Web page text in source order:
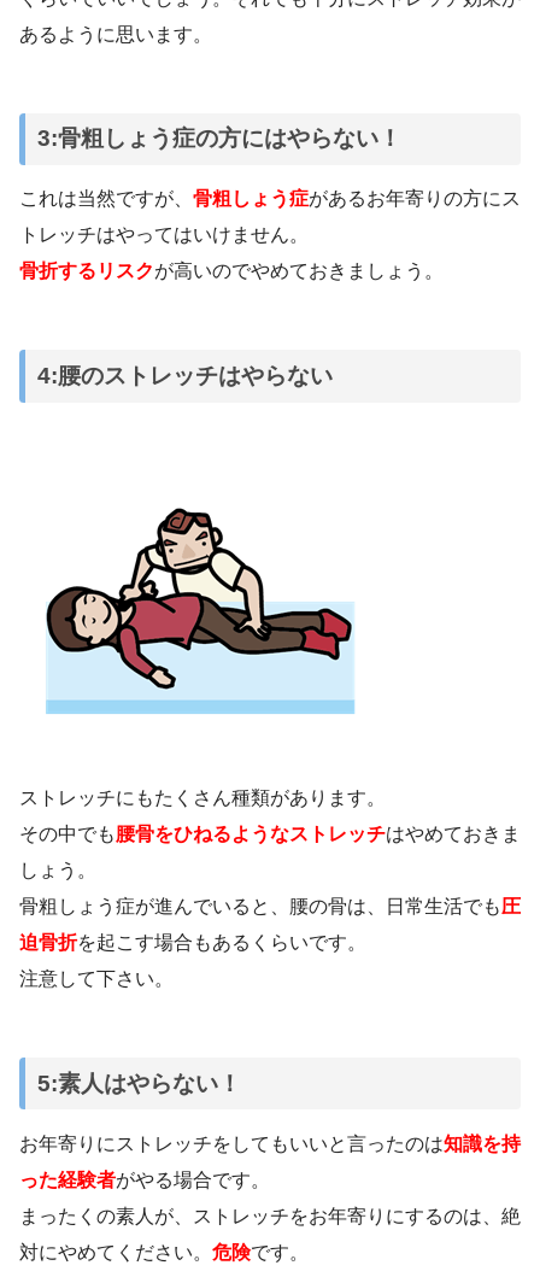
あるように思います。
3:骨粗しょう症の方にはやらない！
これは当然ですが、 骨粗しょう症があるお年寄りの方にス
トレッチはやってはいけません。
骨折するリスクが高いのでやめておきましょう。
4:腰のストレッチはやらない
ストレッチにもたくさん種類があります。
その中でも腰骨をひねるようなストレッチはやめておきま
しょう。
骨粗しょう症が進んでいると、腰の骨は、日常生活でも圧
迫骨折を起こす場合もあるくらいです。
注意して下さい。
5:素人はやらない！
お年寄りにストレッチをしてもいいと言ったのは知識を持
った経験者がやる場合です。
まったくの素人が、ストレッチをお年寄りにするのは、絶
対にやめてください。 危険です。